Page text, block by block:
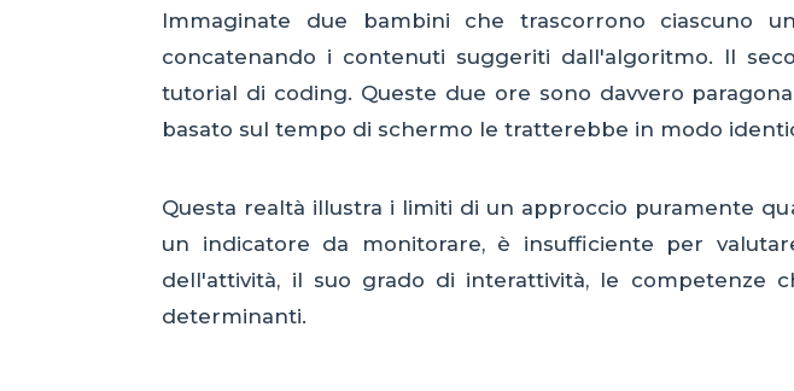
Immaginate due bambini che trascorrono ciascuno
concatenando i contenuti suggeriti dall'algoritmo. Il
tutorial di coding. Queste due ore sono davvero
basato sul tempo di schermo le tratterebbe in modo
Questa realtà illustra i limiti di un approccio puramente
un indicatore da monitorare, è insufficiente per
dell'attività, il suo grado di interattività, le
determinanti.